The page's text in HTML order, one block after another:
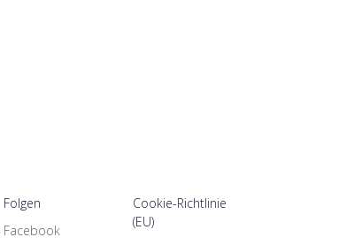
Folgen
Facebook
Cookie-Richtlinie
(EU)